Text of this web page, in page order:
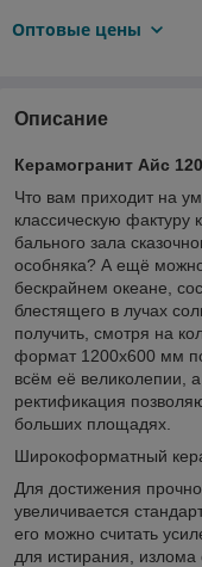
Оптовые цены
Описание
Керамогранит Айс
Что вам приходит на
классическую фактуру
бального зала
особняка? А ещё
бескрайнем океане,
блестящего в лучах
получить, смотря на
формат 1200х600 мм
всём её великолепии,
ректификация
больших площадях.
Широкоформатный
Для достижения
увеличивается
его можно считать
для истирания,